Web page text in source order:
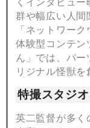
くインタビュ
群や幅広い人間
「ネットワー
体験型コンテン
ん」では、パー
リジナル怪獣を
特撮スタジオ
英二監督が多く